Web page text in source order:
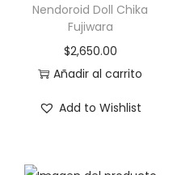
Nendoroid Doll Chika
Fujiwara
$2,650.00
Añadir al carrito
Add to Wishlist